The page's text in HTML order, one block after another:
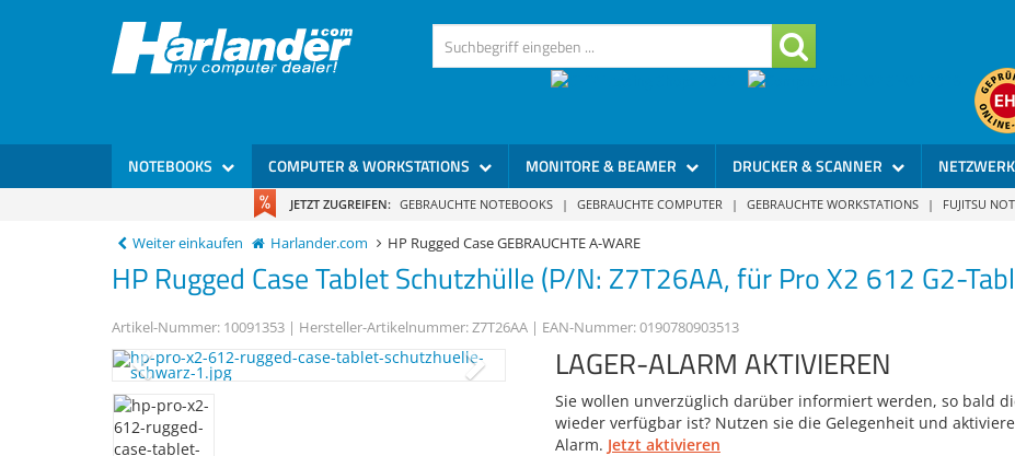
NOTEBOOKS COMPUTER & WORKSTATIONS MONITORE & BEAMER DRUCKER & SCANNER
JETZT ZUGREIFEN: GEBRAUCHTE NOTEBOOKS | GEBRAUCHTE COMPUTER | GEBRAUCHTE WORKSTATIONS | FUJITSU
Weiter einkaufen Harlander.com HP Rugged Case GEBRAUCHTE A-WARE
HP Rugged CaseTablet Schutzhülle (P/N: Z7T26AA, für Pro X2 612 G2-
Artikel-Nummer: 10091353 | Hersteller-Artikelnummer:Z7T26AA | EAN-Nummer:0190780903513
LAGER-ALARM AKTIVIEREN
Sie wollen unverzüglich darüber informiert werden, so bald
wieder verfügbar ist? Nutzen sie die Gelegenheit und
Alarm. Jetzt aktivieren